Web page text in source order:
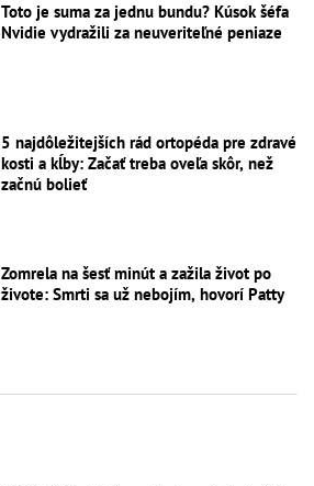
Toto je suma za jednu bundu? Kúsok šéfa
Nvidie vydražili za neuveriteľné peniaze
5 najdôležitejších rád ortopéda pre zdravé
kosti a kĺby: Začať treba oveľa skôr, než
začnú bolieť
Zomrela na šesť minút a zažila život po
živote: Smrti sa už nebojím, hovorí Patty